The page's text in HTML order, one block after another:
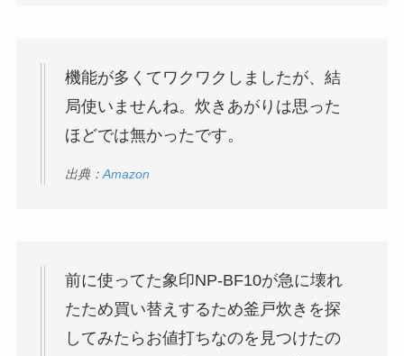
機能が多くてワクワクしましたが、結
局使いませんね。炊きあがりは思った
ほどでは無かったです。
出典： Amazon
前に使ってた象印NP-BF10が急に壊れ
たため買い替えするため釜戸炊きを探
してみたらお値打ちなのを見つけたの